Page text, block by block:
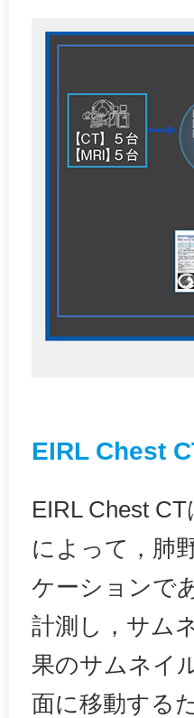
EIRL Chest
EIRL Chest
によって，肺
ケーションで
計測し，サム
果のサムネイ
面に移動する